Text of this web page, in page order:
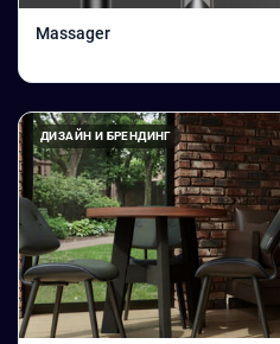
Massager
ДИЗАЙН И БРЕНДИНГ